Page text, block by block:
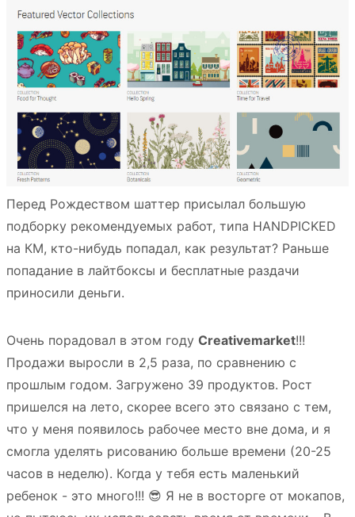
Перед Рождеством шаттер присылал большую
подборку рекомендуемых работ, типа HANDPICKED
на КМ, кто-нибудь попадал, как результат? Раньше
попадание в лайтбоксы и бесплатные раздачи
приносили деньги.
Очень порадовал в этом году Creativemarket!!!
Продажи выросли в 2,5 раза, по сравнению с
прошлым годом. Загружено 39 продуктов. Рост
пришелся на лето, скорее всего это связано с тем,
что у меня появилось рабочее место вне дома, и я
смогла уделять рисованию больше времени (20-25
часов в неделю). Когда у тебя есть маленький
ребенок - это много!!! 😎 Я не в восторге от мокапов,